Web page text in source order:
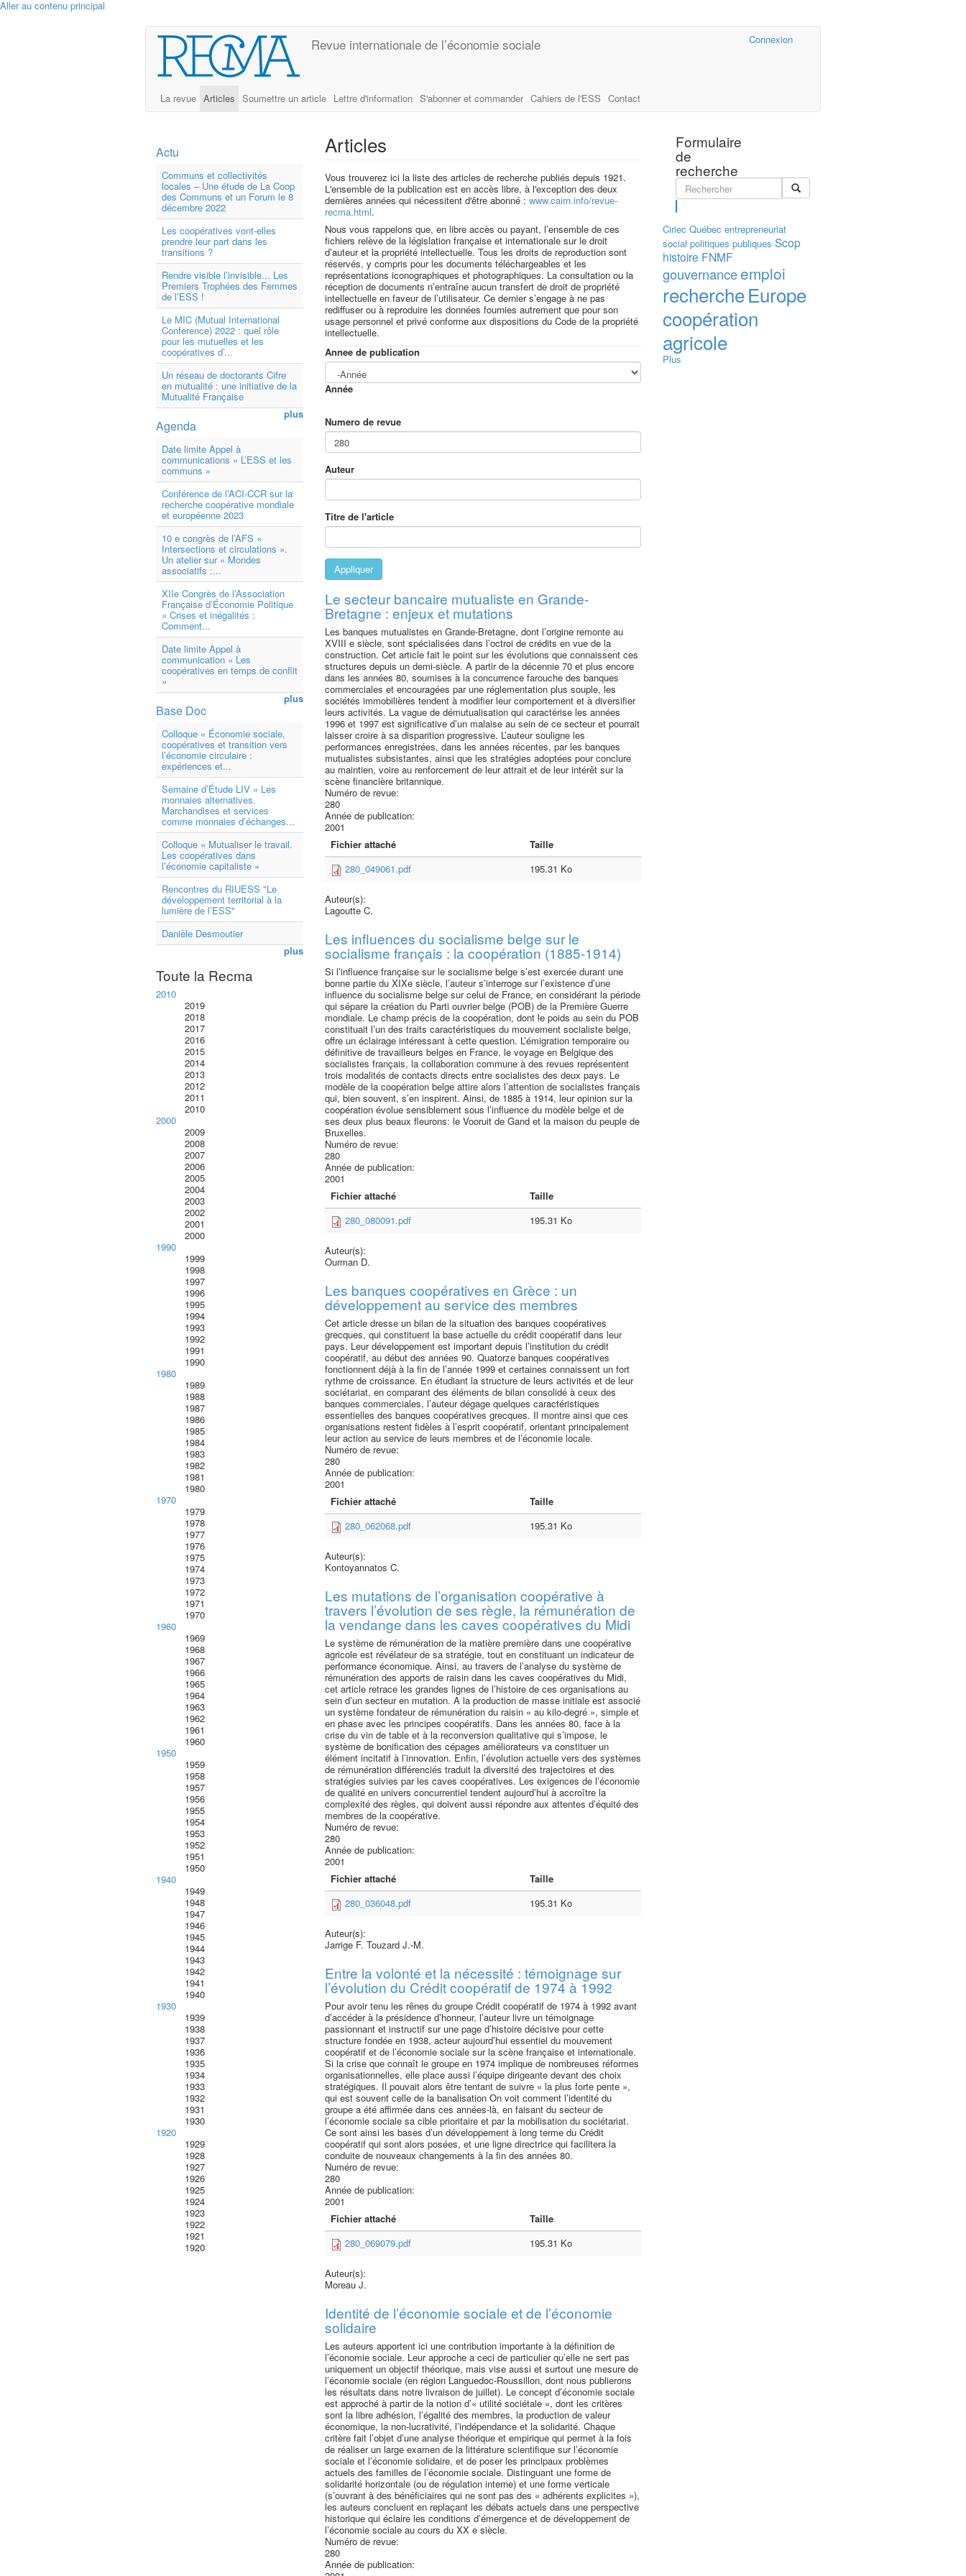
Aller au contenu principal
Connexion
Revue internationale de l’économie sociale
La revue Articles Soumettre un article Lettre d'information S'abonner et commander Cahiers de l'ESS Contact
Formulaire
de
recherche
Actu
Communs et collectivités
locales – Une étude de La Coop
des Communs et un Forum le 8
décembre 2022
Les coopératives vont-elles
prendre leur part dans les
transitions ?
Rendre visible l’invisible... Les
Premiers Trophées des Femmes
de l’ESS !
Le MIC (Mutual International
Conference) 2022 : quel rôle
pour les mutuelles et les
coopératives d’...
Un réseau de doctorants Cifre
en mutualité : une initiative de la
Mutualité Française
plus
Agenda
Date limite Appel à
communications « L’ESS et les
communs »
Conférence de l’ACI-CCR sur la
recherche coopérative mondiale
et européenne 2023
10 e congrès de l’AFS «
Intersections et circulations ».
Un atelier sur « Mondes
associatifs :...
XIIe Congrès de l’Association
Française d’Économie Politique
« Crises et inégalités :
Comment...
Date limite Appel à
communication « Les
coopératives en temps de conflit
»
plus
Base Doc
Colloque « Économie sociale,
coopératives et transition vers
l’économie circulaire :
expériences et...
Semaine d’Étude LIV « Les
monnaies alternatives.
Marchandises et services
comme monnaies d’échanges...
Colloque « Mutualiser le travail.
Les coopératives dans
l’économie capitaliste »
Rencontres du RIUESS "Le
développement territorial à la
lumière de l’ESS"
Danièle Desmoutier
plus
Toute la Recma
2010
2019
2018
2017
2016
2015
2014
2013
2012
2011
2010
2000
2009
2008
2007
2006
2005
2004
2003
2002
2001
2000
1990
1999
1998
1997
1996
1995
1994
1993
1992
1991
1990
1980
1989
1988
1987
1986
1985
1984
1983
1982
1981
1980
1970
1979
1978
1977
1976
1975
1974
1973
1972
1971
1970
1960
1969
1968
1967
1966
1965
1964
1963
1962
1961
1960
1950
1959
1958
1957
1956
1955
1954
1953
1952
1951
1950
1940
1949
1948
1947
1946
1945
1944
1943
1942
1941
1940
1930
1939
1938
1937
1936
1935
1934
1933
1932
1931
1930
1920
1929
1928
1927
1926
1925
1924
1923
1922
1921
1920
Articles
Vous trouverez ici la liste des articles de recherche publiés depuis 1921.
L'ensemble de la publication est en accès libre, à l'exception des deux
dernières années qui nécessitent d'être abonné : www.cairn.info/revue-
recma.html.
Nous vous rappelons que, en libre accès ou payant, l’ensemble de ces
fichiers relève de la législation française et internationale sur le droit
d’auteur et la propriété intellectuelle. Tous les droits de reproduction sont
réservés, y compris pour les documents téléchargeables et les
représentations iconographiques et photographiques. La consultation ou la
réception de documents n’entraîne aucun transfert de droit de propriété
intellectuelle en faveur de l’utilisateur. Ce dernier s’engage à ne pas
rediffuser ou à reproduire les données fournies autrement que pour son
usage personnel et privé conforme aux dispositions du Code de la propriété
intellectuelle.
Annee de publication
Année
Numero de revue
Auteur
Titre de l'article
Appliquer
Le secteur bancaire mutualiste en Grande-
Bretagne : enjeux et mutations
Les banques mutualistes en Grande-Bretagne, dont l’origine remonte au
XVIII e siècle, sont spécialisées dans l’octroi de crédits en vue de la
construction. Cet article fait le point sur les évolutions que connaissent ces
structures depuis un demi-siècle. A partir de la décennie 70 et plus encore
dans les années 80, soumises à la concurrence farouche des banques
commerciales et encouragées par une réglementation plus souple, les
sociétés immobilières tendent à modifier leur comportement et à diversifier
leurs activités. La vague de démutualisation qui caractérise les années
1996 et 1997 est significative d’un malaise au sein de ce secteur et pourrait
laisser croire à sa disparition progressive. L’auteur souligne les
performances enregistrées, dans les années récentes, par les banques
mutualistes subsistantes, ainsi que les stratégies adoptées pour conclure
au maintien, voire au renforcement de leur attrait et de leur intérêt sur la
scène financière britannique.
Numéro de revue:
280
Année de publication:
2001
Fichier attaché
Taille
280_049061.pdf
195.31 Ko
Auteur(s):
Lagoutte C.
Les influences du socialisme belge sur le
socialisme français : la coopération (1885-1914)
Si l’influence française sur le socialisme belge s’est exercée durant une
bonne partie du XIXe siècle, l’auteur s’interroge sur l’existence d’une
influence du socialisme belge sur celui de France, en considérant la période
qui sépare la création du Parti ouvrier belge (POB) de la Première Guerre
mondiale. Le champ précis de la coopération, dont le poids au sein du POB
constituait l’un des traits caractéristiques du mouvement socialiste belge,
offre un éclairage intéressant à cette question. L’émigration temporaire ou
définitive de travailleurs belges en France, le voyage en Belgique des
socialistes français, la collaboration commune à des revues représentent
trois modalités de contacts directs entre socialistes des deux pays. Le
modèle de la coopération belge attire alors l’attention de socialistes français
qui, bien souvent, s’en inspirent. Ainsi, de 1885 à 1914, leur opinion sur la
coopération évolue sensiblement sous l’influence du modèle belge et de
ses deux plus beaux fleurons: le Vooruit de Gand et la maison du peuple de
Bruxelles.
Numéro de revue:
280
Année de publication:
2001
Fichier attaché
Taille
280_080091.pdf
195.31 Ko
Auteur(s):
Ourman D.
Les banques coopératives en Grèce : un
développement au service des membres
Cet article dresse un bilan de la situation des banques coopératives
grecques, qui constituent la base actuelle du crédit coopératif dans leur
pays. Leur développement est important depuis l’institution du crédit
coopératif, au début des années 90. Quatorze banques coopératives
fonctionnent déjà à la fin de l’année 1999 et certaines connaissent un fort
rythme de croissance. En étudiant la structure de leurs activités et de leur
sociétariat, en comparant des éléments de bilan consolidé à ceux des
banques commerciales, l’auteur dégage quelques caractéristiques
essentielles des banques coopératives grecques. Il montre ainsi que ces
organisations restent fidèles à l’esprit coopératif, orientant principalement
leur action au service de leurs membres et de l’économie locale.
Numéro de revue:
280
Année de publication:
2001
Fichier attaché
Taille
280_062068.pdf
195.31 Ko
Auteur(s):
Kontoyannatos C.
Les mutations de l’organisation coopérative à
travers l’évolution de ses règle, la rémunération de
la vendange dans les caves coopératives du Midi
Le système de rémunération de la matière première dans une coopérative
agricole est révélateur de sa stratégie, tout en constituant un indicateur de
performance économique. Ainsi, au travers de l’analyse du système de
rémunération des apports de raisin dans les caves coopératives du Midi,
cet article retrace les grandes lignes de l’histoire de ces organisations au
sein d’un secteur en mutation. A la production de masse initiale est associé
un système fondateur de rémunération du raisin « au kilo-degré », simple et
en phase avec les principes coopératifs. Dans les années 80, face à la
crise du vin de table et à la reconversion qualitative qui s’impose, le
système de bonification des cépages améliorateurs va constituer un
élément incitatif à l’innovation. Enfin, l’évolution actuelle vers des systèmes
de rémunération différenciés traduit la diversité des trajectoires et des
stratégies suivies par les caves coopératives. Les exigences de l’économie
de qualité en univers concurrentiel tendent aujourd’hui à accroître la
complexité des règles, qui doivent aussi répondre aux attentes d’équité des
membres de la coopérative.
Numéro de revue:
280
Année de publication:
2001
Fichier attaché
Taille
280_036048.pdf
195.31 Ko
Auteur(s):
Jarrige F. Touzard J.-M.
Entre la volonté et la nécessité : témoignage sur
l’évolution du Crédit coopératif de 1974 à 1992
Pour avoir tenu les rênes du groupe Crédit coopératif de 1974 à 1992 avant
d’accéder à la présidence d’honneur, l’auteur livre un témoignage
passionnant et instructif sur une page d’histoire décisive pour cette
structure fondée en 1938, acteur aujourd’hui essentiel du mouvement
coopératif et de l’économie sociale sur la scène française et internationale.
Si la crise que connaît le groupe en 1974 implique de nombreuses réformes
organisationnelles, elle place aussi l’équipe dirigeante devant des choix
stratégiques. Il pouvait alors être tentant de suivre « la plus forte pente »,
qui est souvent celle de la banalisation On voit comment l’identité du
groupe a été affirmée dans ces années-là, en faisant du secteur de
l’économie sociale sa cible prioritaire et par la mobilisation du sociétariat.
Ce sont ainsi les bases d’un développement à long terme du Crédit
coopératif qui sont alors posées, et une ligne directrice qui facilitera la
conduite de nouveaux changements à la fin des années 80.
Numéro de revue:
280
Année de publication:
2001
Fichier attaché
Taille
280_069079.pdf
195.31 Ko
Auteur(s):
Moreau J.
Identité de l’économie sociale et de l’économie
solidaire
Les auteurs apportent ici une contribution importante à la définition de
l’économie sociale. Leur approche a ceci de particulier qu’elle ne sert pas
uniquement un objectif théorique, mais vise aussi et surtout une mesure de
l’économie sociale (en région Languedoc-Roussillon, dont nous publierons
les résultats dans notre livraison de juillet). Le concept d’économie sociale
est approché à partir de la notion d’« utilité sociétale », dont les critères
sont la libre adhésion, l’égalité des membres, la production de valeur
économique, la non-lucrativité, l’indépendance et la solidarité. Chaque
critère fait l’objet d’une analyse théorique et empirique qui permet à la fois
de réaliser un large examen de la littérature scientifique sur l’économie
sociale et l’économie solidaire, et de poser les principaux problèmes
actuels des familles de l’économie sociale. Distinguant une forme de
solidarité horizontale (ou de régulation interne) et une forme verticale
(s’ouvrant à des bénéficiaires qui ne sont pas des « adhérents explicites »),
les auteurs concluent en replaçant les débats actuels dans une perspective
historique qui éclaire les conditions d’émergence et de développement de
l’économie sociale au cours du XX e siècle.
Numéro de revue:
280
Année de publication:
Ciriec Québec entrepreneuriat
social politiques publiques Scop
histoire FNMF
gouvernanceemploi
rechercheEurope
coopération
agricole
Plus